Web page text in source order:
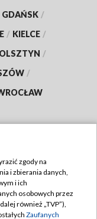
GDAŃSK /
/ KIELCE /
OLSZTYN /
/
zgody na
i zbierania danych,
i ich
osobowych przez
również „TVP”),
Zaufanych